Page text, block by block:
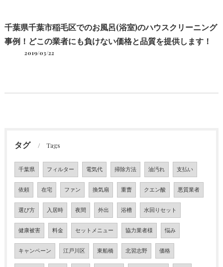
千葉県千葉市稲毛区でのお風呂(浴室)のハウスクリーニング
事例！どこの業者にも負けない価格と品質を提供します！
2019/03/22
タグ Tags
千葉県 フィルター 電気代 掃除方法 油汚れ 支払い
依頼 在宅 ファン 換気扇 重曹 クエン酸 悪質業者
選び方 入居時 夜間 外出 浴槽 水回りセット
健康被害 料金 セットメニュー 協力業者様 悩み
キャンペーン 江戸川区 東船橋 北習志野 価格